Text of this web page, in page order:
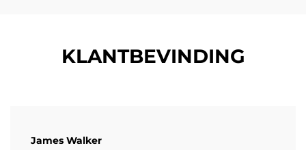
KLANTBEVINDING
James Walker